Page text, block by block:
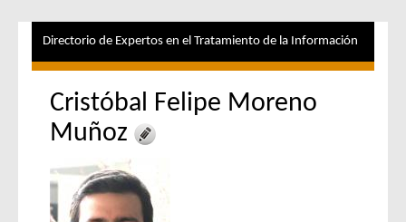
Directorio de Expertos en el Tratamiento de la Información
Cristóbal Felipe Moreno
Muñoz